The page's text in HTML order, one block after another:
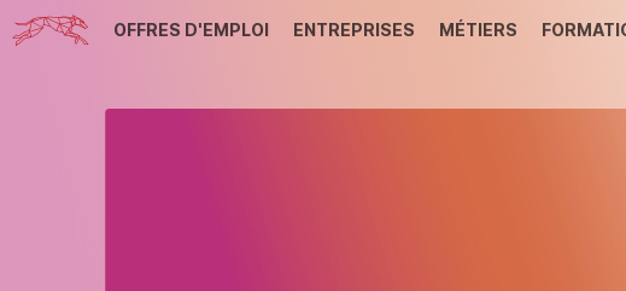
OFFRES D'EMPLOI ENTREPRISES MÉTIERS